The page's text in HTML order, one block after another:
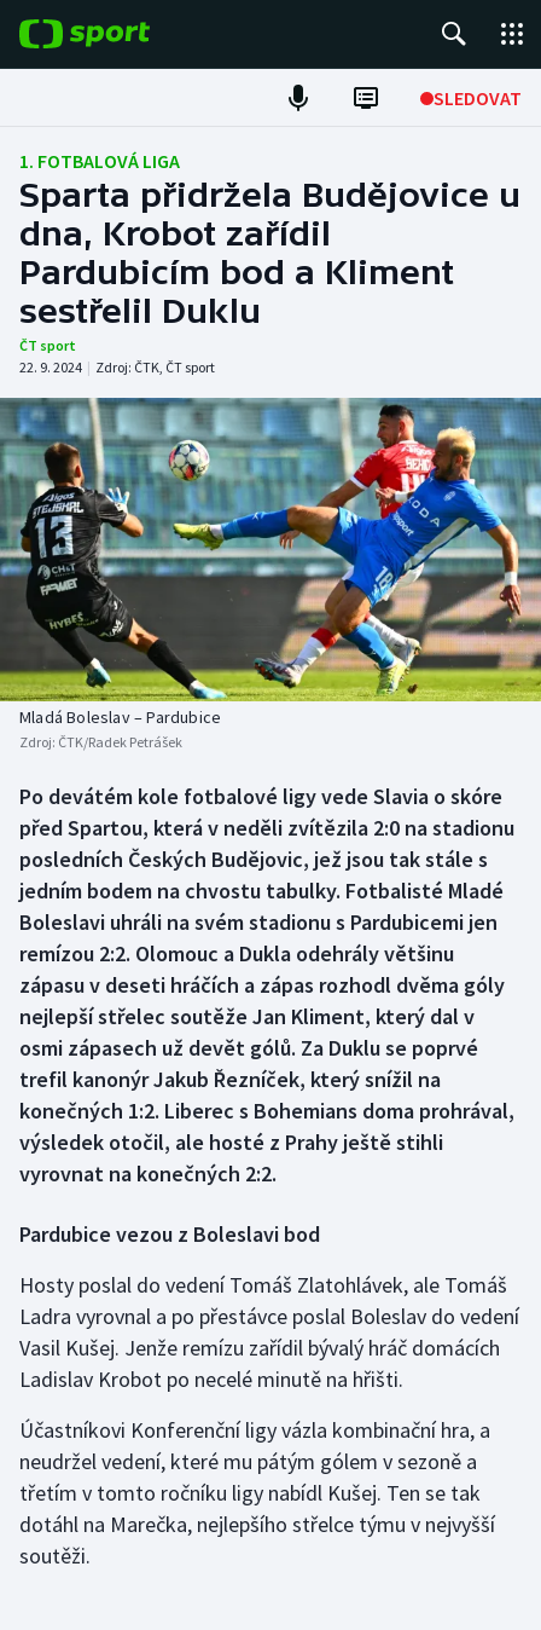
SLEDOVAT
Fotbal
Hokej
Tenis
Atletika
DALŠÍ SPORTY
Americký fotbal
Baseball a softbal
Basketbal
Biatlon
Boby a skeleton
Box
Curling
Florbal
Futsal
Golf
Gymnastika
Judo
Krasobruslení
Lezení
Lyže a snowboard
Moderní pětiboj
NEPŘEHLÉDNĚTE
Soutěže
Historické návraty
Aplikace ČT sport
AZ kvíz
1. FOTBALOVÁ LIGA
Sparta přidržela Budějovice u
dna, Krobot zařídil
Pardubicím bod a Kliment
sestřelil Duklu
ČT sport
22. 9. 2024 | Zdroj: ČTK, ČT sport
Mladá Boleslav – Pardubice
Zdroj: ČTK/Radek Petrášek
Po devátém kole fotbalové ligy vede Slavia o skóre
před Spartou, která v neděli zvítězila 2:0 na stadionu
posledních Českých Budějovic, jež jsou tak stále s
jedním bodem na chvostu tabulky. Fotbalisté Mladé
Boleslavi uhráli na svém stadionu s Pardubicemi jen
remízou 2:2. Olomouc a Dukla odehrály většinu
zápasu v deseti hráčích a zápas rozhodl dvěma góly
nejlepší střelec soutěže Jan Kliment, který dal v
osmi zápasech už devět gólů. Za Duklu se poprvé
trefil kanonýr Jakub Řezníček, který snížil na
konečných 1:2. Liberec s Bohemians doma prohrával,
výsledek otočil, ale hosté z Prahy ještě stihli
vyrovnat na konečných 2:2.
Pardubice vezou z Boleslavi bod
Hosty poslal do vedení Tomáš Zlatohlávek, ale Tomáš
Ladra vyrovnal a po přestávce poslal Boleslav do vedení
Vasil Kušej. Jenže remízu zařídil bývalý hráč domácích
Ladislav Krobot po necelé minutě na hřišti.
Účastníkovi Konferenční ligy vázla kombinační hra, a
neudržel vedení, které mu pátým gólem v sezoně a
třetím v tomto ročníku ligy nabídl Kušej. Ten se tak
dotáhl na Marečka, nejlepšího střelce týmu v nejvyšší
soutěži.